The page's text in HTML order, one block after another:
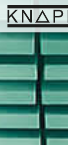
contenido
Soluciones